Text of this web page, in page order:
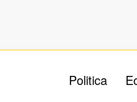
Politica